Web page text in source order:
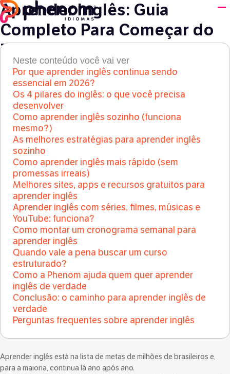
Aprender Inglês: Guia
Completo Para Começar do
Zero e Evoluir de Verdade
English●11 de dezembro de 2024
Neste conteúdo você vai ver
Por que aprender inglês continua sendo
essencial em 2026?
Os 4 pilares do inglês: o que você precisa
desenvolver
Como aprender inglês sozinho (funciona
mesmo?)
As melhores estratégias para aprender inglês
sozinho
Como aprender inglês mais rápido (sem
promessas irreais)
Melhores sites, apps e recursos gratuitos para
aprender inglês
Aprender inglês com séries, filmes, músicas e
YouTube: funciona?
Como montar um cronograma semanal para
aprender inglês
Quando vale a pena buscar um curso
estruturado?
Como a Phenom ajuda quem quer aprender
inglês de verdade
Conclusão: o caminho para aprender inglês de
verdade
Perguntas frequentes sobre aprender inglês
Aprender inglês está na lista de metas de milhões de brasileiros e,
para a maioria, continua lá ano após ano.